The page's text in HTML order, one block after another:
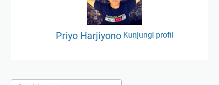
Priyo HarjiyonoKunjungi profil